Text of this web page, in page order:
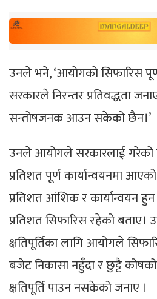
उनले भने, ‘आयोगको सिफारिस
सरकारले निरन्तर प्रतिवद्धता
सन्तोषजनक आउन सकेको छैन।’
उनले आयोगले सरकारलाई गरेको
प्रतिशत पूर्ण कार्यान्वयनमा
प्रतिशत आंशिक र कार्यान्वयन
प्रतिशत सिफारिस रहेको बताए।
क्षतिपूर्तिका लागि आयोगले
बजेट निकासा नहुँदा र छुट्टै
क्षतिपूर्ति पाउन नसकेको जनाए ।